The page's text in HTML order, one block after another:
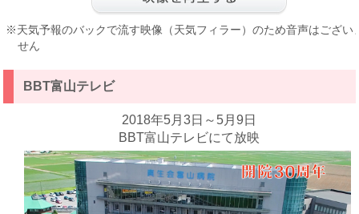
※天気予報のバックで流す映像（天気フィラー）のため音声はござい
せん
BBT富山テレビ
2018年5月3日～5月9日
BBT富山テレビにて放映